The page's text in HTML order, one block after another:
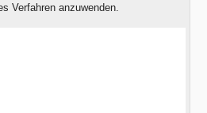
Verfahren anzuwenden.